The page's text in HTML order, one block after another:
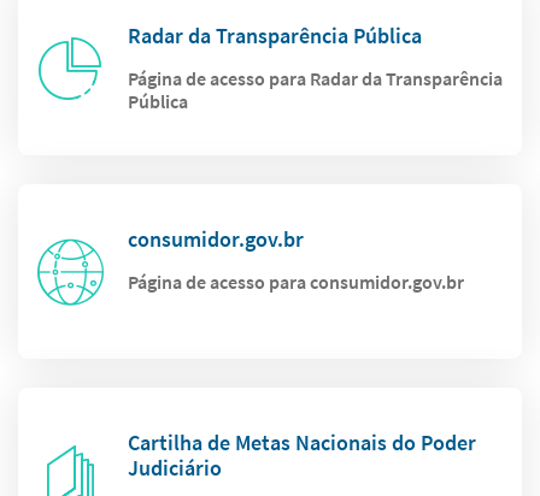
Radar da Transparência Pública
Página de acesso para Radar da Transparência
Pública
consumidor.gov.br
Página de acesso para consumidor.gov.br
Cartilha de Metas Nacionais do Poder
Judiciário